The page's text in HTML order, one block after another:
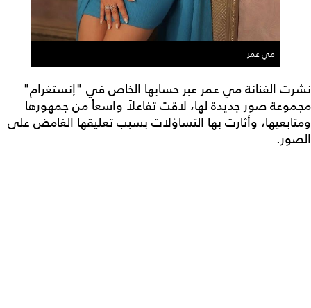
مي عمر
نشرت الفنانة مي عمر عبر حسابها الخاص في "إنستغرام"
مجموعة صور جديدة لها، لاقت تفاعلاً واسعاً من جمهورها
ومتابعيها، وأثارت بها التساؤلات بسبب تعليقها الغامض على
الصور.